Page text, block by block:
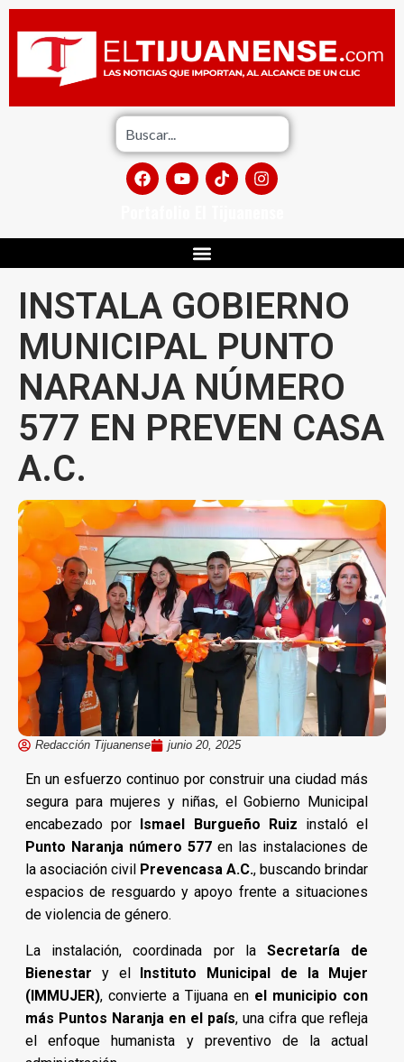
INSTALA GOBIERNO
MUNICIPAL PUNTO
NARANJA NÚMERO
577 EN PREVEN CASA
A.C.
Redacción Tijuanense junio 20, 2025
En un esfuerzo continuo por construir una ciudad más
segura para mujeres y niñas, el Gobierno Municipal
encabezado por Ismael Burgueño Ruiz instaló el
Punto Naranja número 577 en las instalaciones de
la asociación civil Prevencasa A.C., buscando brindar
espacios de resguardo y apoyo frente a situaciones
de violencia de género.
La instalación, coordinada por laSecretaría de
Bienestar y el Instituto Municipal de la Mujer
(IMMUJER), convierte a Tijuana en el municipio con
más Puntos Naranja en el país, una cifra que refleja
el enfoque humanista y preventivo de la actual